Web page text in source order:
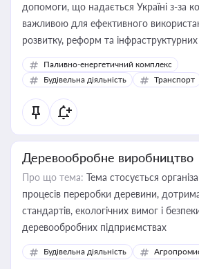
допомоги, що надається Україні з-за
важливою для ефективного
розвитку, реформ та інфраструктурних
Паливно-енергетичний комплекс
Будівельна діяльність
Транспорт
Деревообробне виробництво
Про що тема: Тема стосується
процесів переробки деревини,
стандартів, екологічних вимог і
деревообробних підприємствах
Будівельна діяльність